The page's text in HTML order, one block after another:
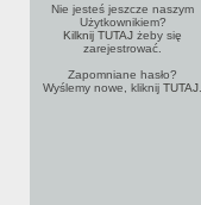
Nie jesteś jeszcze naszym
Użytkownikiem?
Kilknij TUTAJ żeby się
zarejestrować.
Zapomniane hasło?
Wyślemy nowe, kliknijTUTAJ